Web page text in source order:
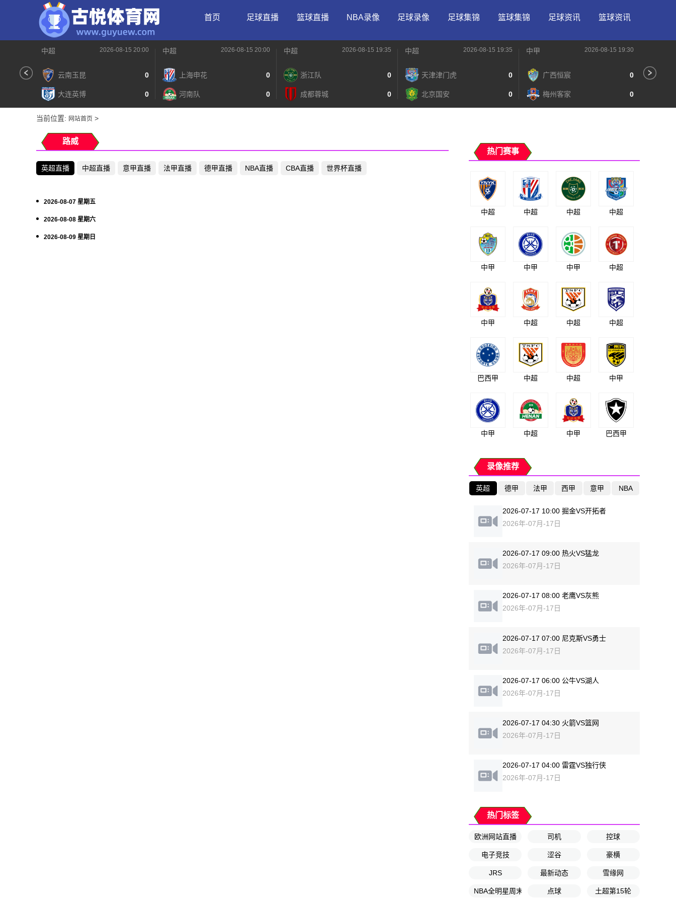
首页 足球直播 篮球直播 NBA录像 足球录像 足球集锦 篮球集锦 足球资讯 篮球资讯
中超 2026-08-15 20:00
云南玉昆 0
大连英博 0
中超 2026-08-15 20:00
上海申花 0
河南队 0
中超 2026-08-15 19:35
浙江队 0
成都蓉城 0
中超 2026-08-15 19:35
天津津门虎 0
北京国安 0
中甲 2026-08-15 19:30
广西恒宸 0
梅州客家 0
当前位置: 网站首页 >
路威
英超直播 中超直播 意甲直播 法甲直播 德甲直播 NBA直播 CBA直播 世界杯直播
2026-08-07 星期五
2026-08-08 星期六
2026-08-09 星期日
热门赛事
中超 中超 中超 中超
中甲 中甲 中甲 中超
中甲 中超 中超 中超
巴西甲 中超 中超 中甲
中甲 中超 中甲 巴西甲
录像推荐
英超 德甲 法甲 西甲 意甲 NBA
2026-07-17 10:00 掘金VS开拓者
2026年-07月-17日
2026-07-17 09:00 热火VS猛龙
2026年-07月-17日
2026-07-17 08:00 老鹰VS灰熊
2026年-07月-17日
2026-07-17 07:00 尼克斯VS勇士
2026年-07月-17日
2026-07-17 06:00 公牛VS湖人
2026年-07月-17日
2026-07-17 04:30 火箭VS篮网
2026年-07月-17日
2026-07-17 04:00 雷霆VS独行侠
2026年-07月-17日
热门标签
欧洲网站直播 司机 控球
电子竞技 涩谷 豪横
JRS 最新动态 雪缘网
NBA全明星周末 点球 土超第15轮